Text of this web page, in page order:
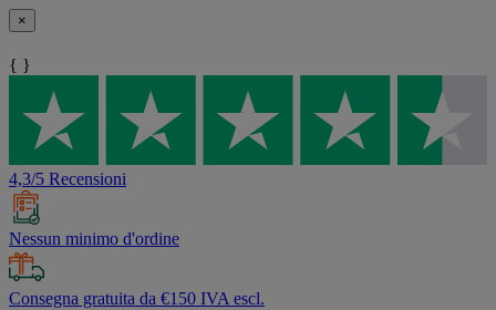
×
{ }
4,3/5 Recensioni
Nessun minimo d'ordine
Consegna gratuita da €150 IVA escl.